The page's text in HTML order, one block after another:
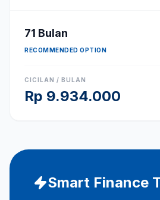
71 Bulan
RECOMMENDED OPTION
CICILAN / BULAN
Rp 9.934.000
Smart Finance